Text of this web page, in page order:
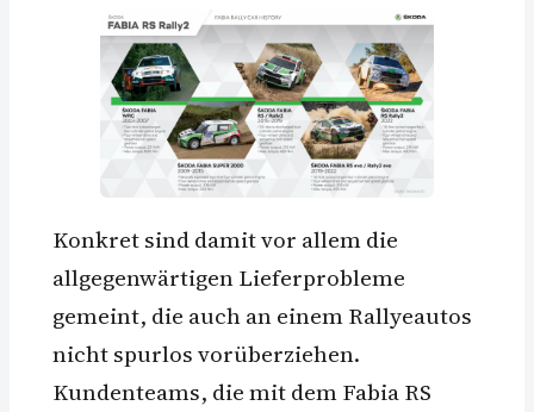
Konkret sind damit vor allem die
allgegenwärtigen Lieferprobleme
gemeint, die auch an einem Rallyeautos
nicht spurlos vorüberziehen.
Kundenteams, die mit dem Fabia RS